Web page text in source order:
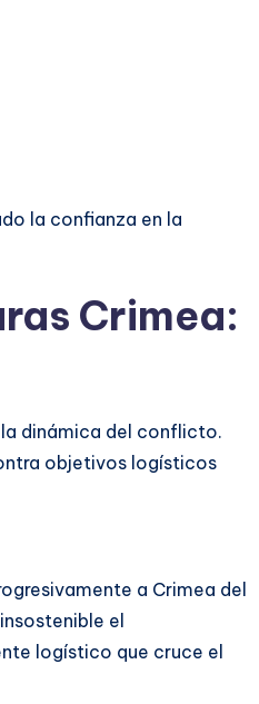
la confianza en la
Crimea:
dinámica del conflicto.
objetivos logísticos
a Crimea del
el
logístico que cruce el